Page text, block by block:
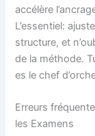
accélère
L’essentiel:
structure, et
de la méthode.
es le chef
Erreurs
les Examens